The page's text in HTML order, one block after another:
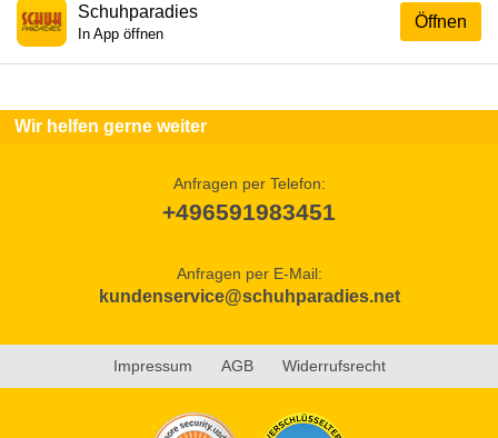
Öffnen
Schuhparadies
In App öffnen
Wir helfen gerne weiter
Anfragen per Telefon:
+496591983451
Anfragen per E-Mail:
kundenservice@schuhparadies.net
Impressum AGB Widerrufsrecht